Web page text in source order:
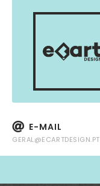
E-MAIL
GERAL@ECARTDESIGN.PT